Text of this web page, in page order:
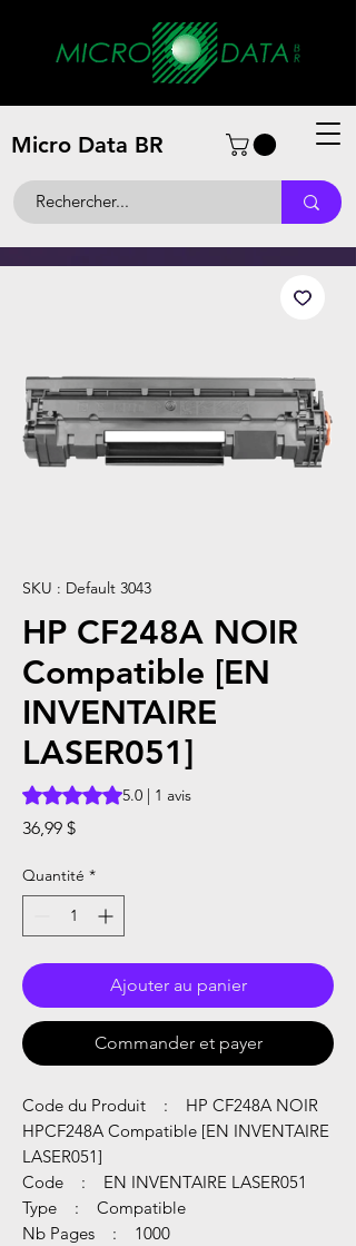
Micro Data BR
SKU : Default 3043
HP CF248A NOIR
Compatible [EN
INVENTAIRE
LASER051]
La note est de 5.0 sur cinq étoiles selon 1
5.0 | 1 avis
36,99 $Prix
Quantité *
Ajouter au panier
Commander et payer
Code du Produit : HP CF248A NOIR
HPCF248A Compatible [EN INVENTAIRE
LASER051]
Code : EN INVENTAIRE LASER051
Type : Compatible
Nb Pages : 1000